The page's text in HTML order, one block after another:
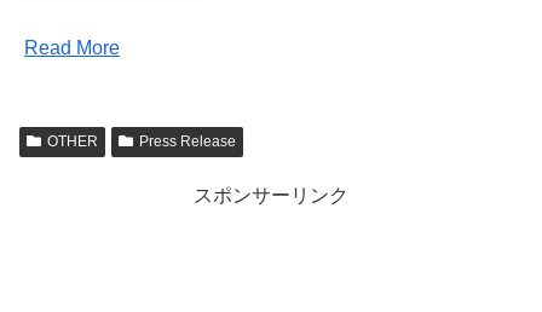
Read More
OTHER Press Release
スポンサーリンク